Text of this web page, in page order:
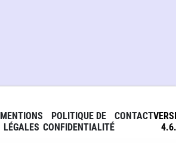
MENTIONS
LÉGALES
POLITIQUE DE
CONFIDENTIALITÉ
CONTACT